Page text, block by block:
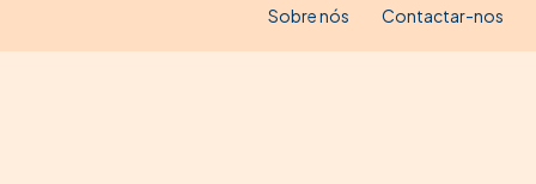
Sobre nós Contactar-nos